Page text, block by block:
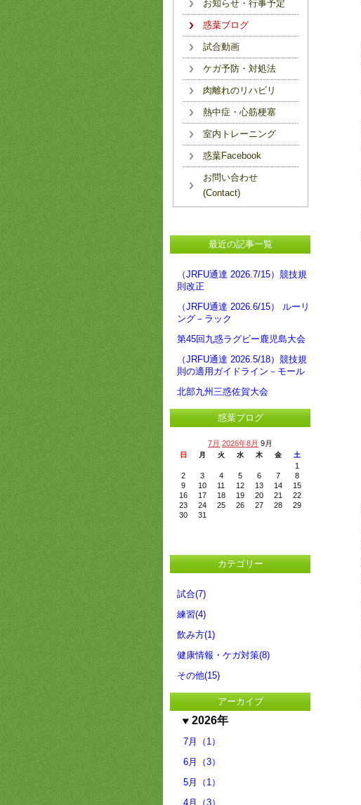
お知らせ・行事予定
惑葉ブログ
試合動画
ケガ予防・対処法
肉離れのリハビリ
熱中症・心筋梗塞
室内トレーニング
惑葉Facebook
お問い合わせ
(Contact)
最近の記事一覧
（JRFU通達 2026.7/15）競技規
則改正
（JRFU通達 2026.6/15） ルーリ
ング－ラック
第45回九惑ラグビー鹿児島大会
（JRFU通達 2026.5/18）競技規
則の適用ガイドライン－モール
北部九州三惑佐賀大会
惑葉ブログ
7月 2026年8月 9月
日 月 火 水 木 金 土
1
2
3 4 5 6 7
8
9
10 11 12 13 14
15
16
17 18 19 20 21
22
23
24 25 26 27 28
29
30
31
カテゴリー
試合(7)
練習(4)
飲み方(1)
健康情報・ケガ対策(8)
その他(15)
アーカイブ
2026年
7月（1）
6月（3）
5月（1）
4月（3）